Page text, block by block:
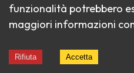
funzionalità potrebbero
maggiori informazioni
Rifiuta Accetta